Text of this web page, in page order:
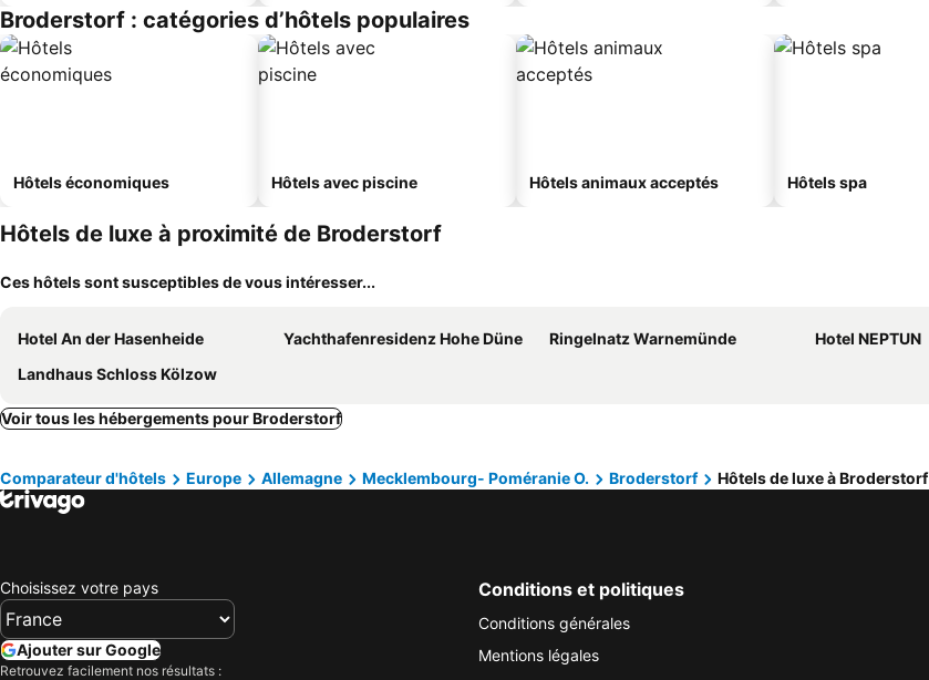
Broderstorf : catégories d’hôtels populaires
Hôtels économiques Hôtels avec piscine Hôtels animaux acceptés Hôtels spa
Hôtels de luxe à proximité de Broderstorf
Ces hôtels sont susceptibles de vous intéresser...
Hotel An der Hasenheide Yachthafenresidenz Hohe Düne Ringelnatz Warnemünde
Hotel NEPTUN
Landhaus Schloss Kölzow
Voir tous les hébergements pour Broderstorf
Comparateur d'hôtels Europe Allemagne Mecklembourg- Poméranie O. Broderstorf Hôtels de luxe à Broderstorf
Choisissez votre pays
Ajouter sur Google
Retrouvez facilement nos résultats :
Conditions et politiques
Conditions générales
Mentions légales